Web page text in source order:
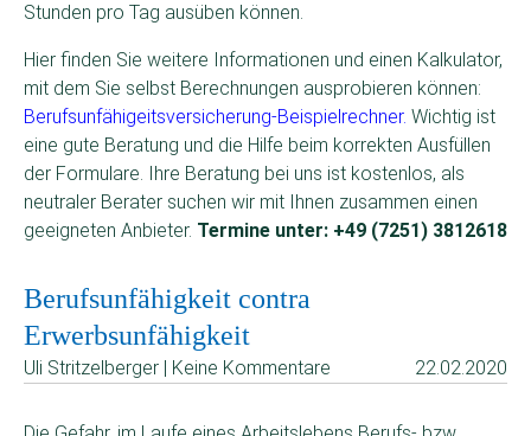
Stunden pro Tag ausüben können.
Hier finden Sie weitere Informationen und einen Kalkulator,
mit dem Sie selbst Berechnungen ausprobieren können:
Berufsunfähigeitsversicherung-Beispielrechner. Wichtig ist
eine gute Beratung und die Hilfe beim korrekten Ausfüllen
der Formulare. Ihre Beratung bei uns ist kostenlos, als
neutraler Berater suchen wir mit Ihnen zusammen einen
geeigneten Anbieter. Termine unter: +49 (7251) 3812618
Berufsunfähigkeit contra
Erwerbsunfähigkeit
Uli Stritzelberger | Keine Kommentare 22.02.2020